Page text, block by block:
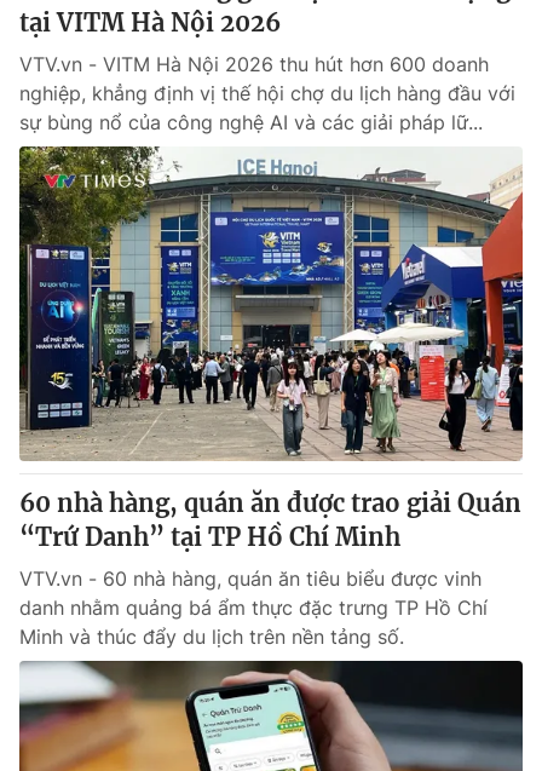
tại VITM Hà Nội 2026
VTV.vn - VITM Hà Nội 2026 thu hút hơn 600 doanh
nghiệp, khẳng định vị thế hội chợ du lịch hàng đầu với
sự bùng nổ của công nghệ AI và các giải pháp lữ...
60 nhà hàng, quán ăn được trao giải Quán
“Trứ Danh” tại TP Hồ Chí Minh
VTV.vn - 60 nhà hàng, quán ăn tiêu biểu được vinh
danh nhằm quảng bá ẩm thực đặc trưng TP Hồ Chí
Minh và thúc đẩy du lịch trên nền tảng số.